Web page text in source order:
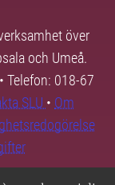
över
och Umeå.
Telefon: 018-67
SLU • Om